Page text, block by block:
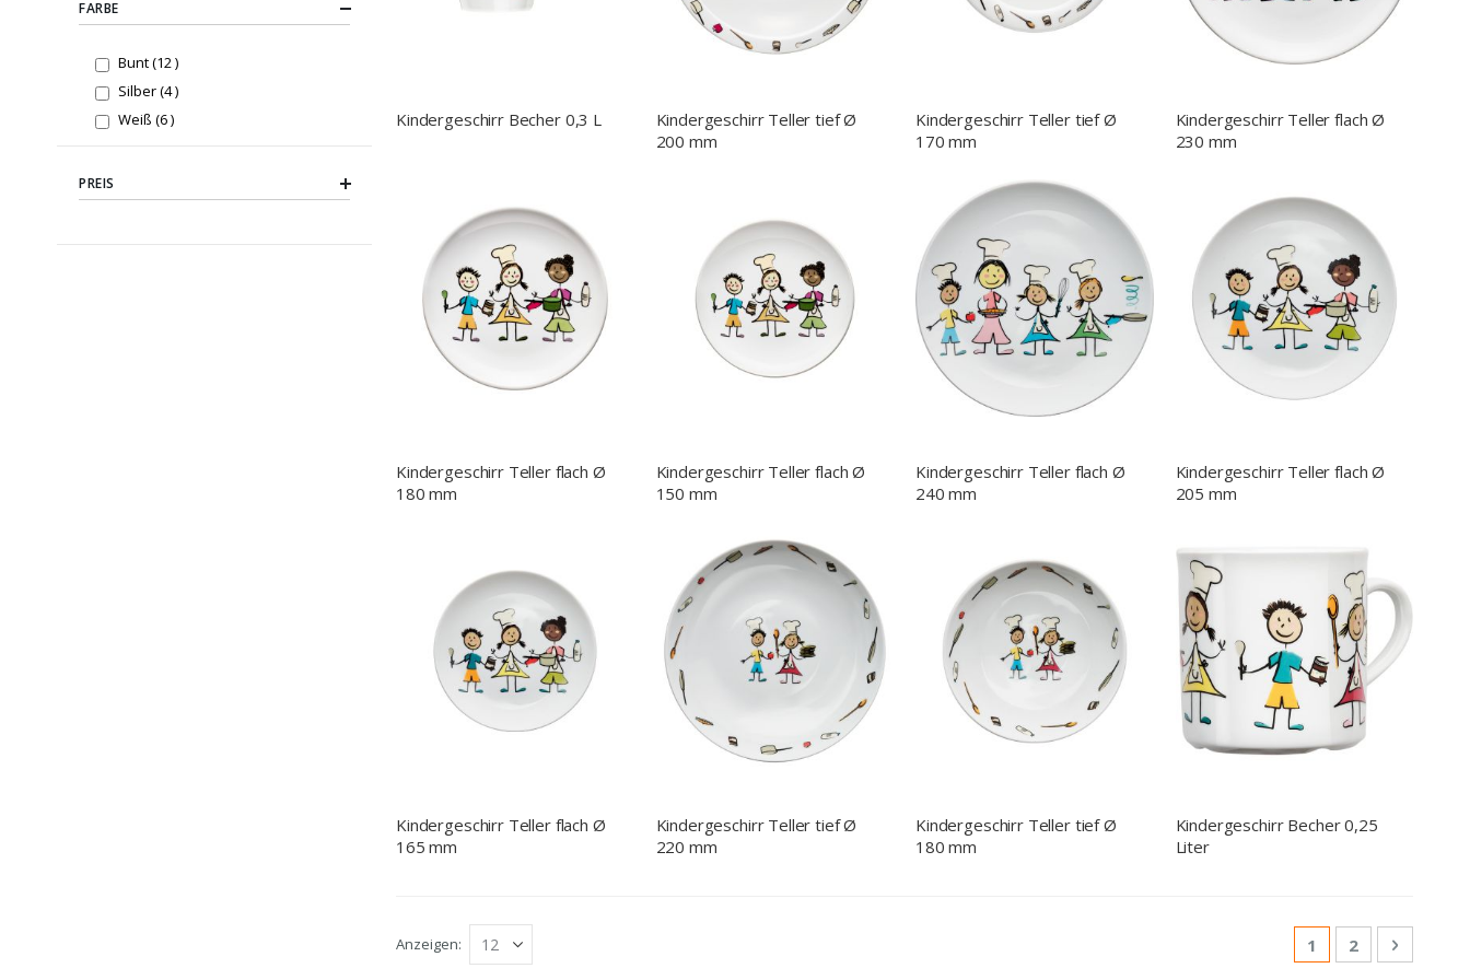
Kindergeschirr Becher 0,3 L
Kindergeschirr Teller tief Ø
200 mm
Kindergeschirr Teller tief Ø
170 mm
Kindergeschirr Teller flach Ø
230 mm
Kindergeschirr Teller flach Ø
180 mm
Kindergeschirr Teller flach Ø
150 mm
Kindergeschirr Teller flach Ø
240 mm
Kindergeschirr Teller flach Ø
205 mm
Kindergeschirr Teller flach Ø
165 mm
Kindergeschirr Teller tief Ø
220 mm
Kindergeschirr Teller tief Ø
180 mm
Kindergeschirr Becher 0,25
Liter
Sie lesen gerade
1 Seite
2 Seite
Weiter
Anzeigen
FARBE
Bunt 12items
Silber 4items
Weiß 6items
PREIS